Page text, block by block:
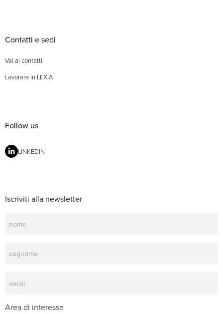
Contatti e sedi
Vai ai contatti
Lavorare in LEXIA
Follow us
LINKEDIN
Iscriviti alla newsletter
Area di interesse